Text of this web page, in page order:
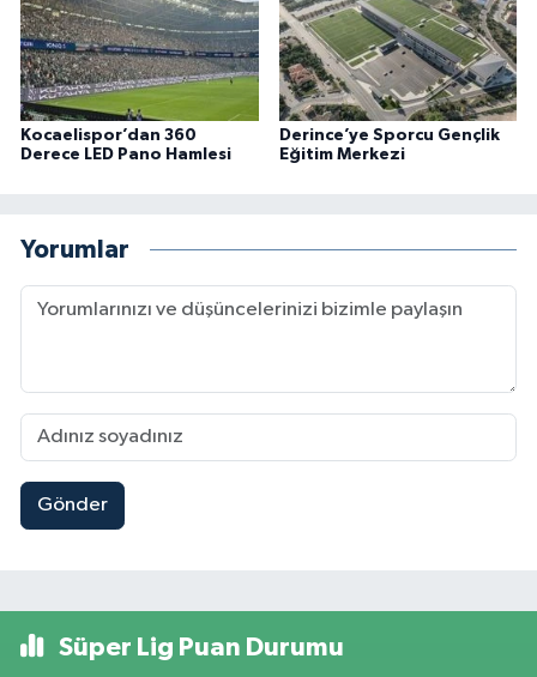
Kocaelispor’dan 360
Derece LED Pano Hamlesi
Derince’ye Sporcu Gençlik
Eğitim Merkezi
Yorumlar
Gönder
Süper Lig Puan Durumu